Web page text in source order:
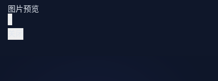
图片预览